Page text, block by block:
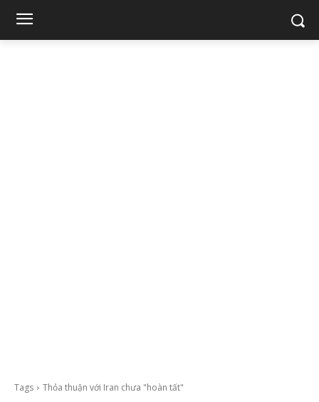
Tags Thỏa thuận với Iran chưa "hoàn tất"